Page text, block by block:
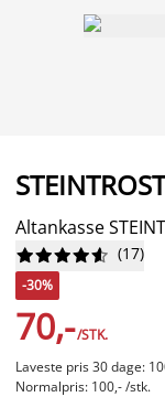
STEINTROST
Altankasse





 (17)
-30%
70,-/STK.
Laveste pris 30 dage:
Normalpris: 100,- /stk.